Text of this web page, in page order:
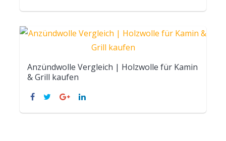
Anzündwolle Vergleich | Holzwolle für Kamin
& Grill kaufen